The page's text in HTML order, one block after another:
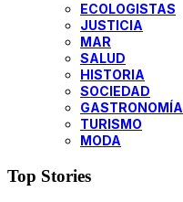
ECOLOGISTAS
JUSTICIA
MAR
SALUD
HISTORIA
SOCIEDAD
GASTRONOMÍA
TURISMO
MODA
Top Stories